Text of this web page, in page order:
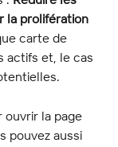
la prolifération
carte de
actifs et, le cas
ouvrir la page
pouvez aussi